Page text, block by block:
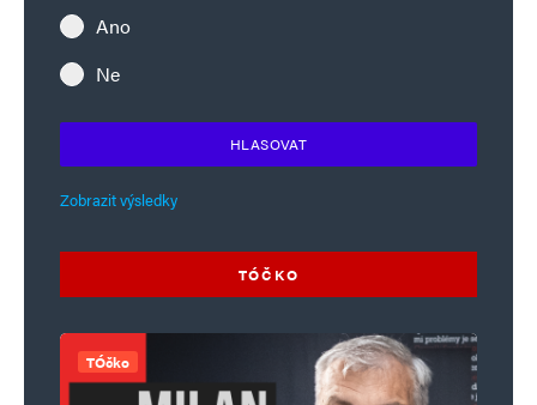
Ano
Ne
HLASOVAT
Zobrazit výsledky
TÓČKO
TÓčko